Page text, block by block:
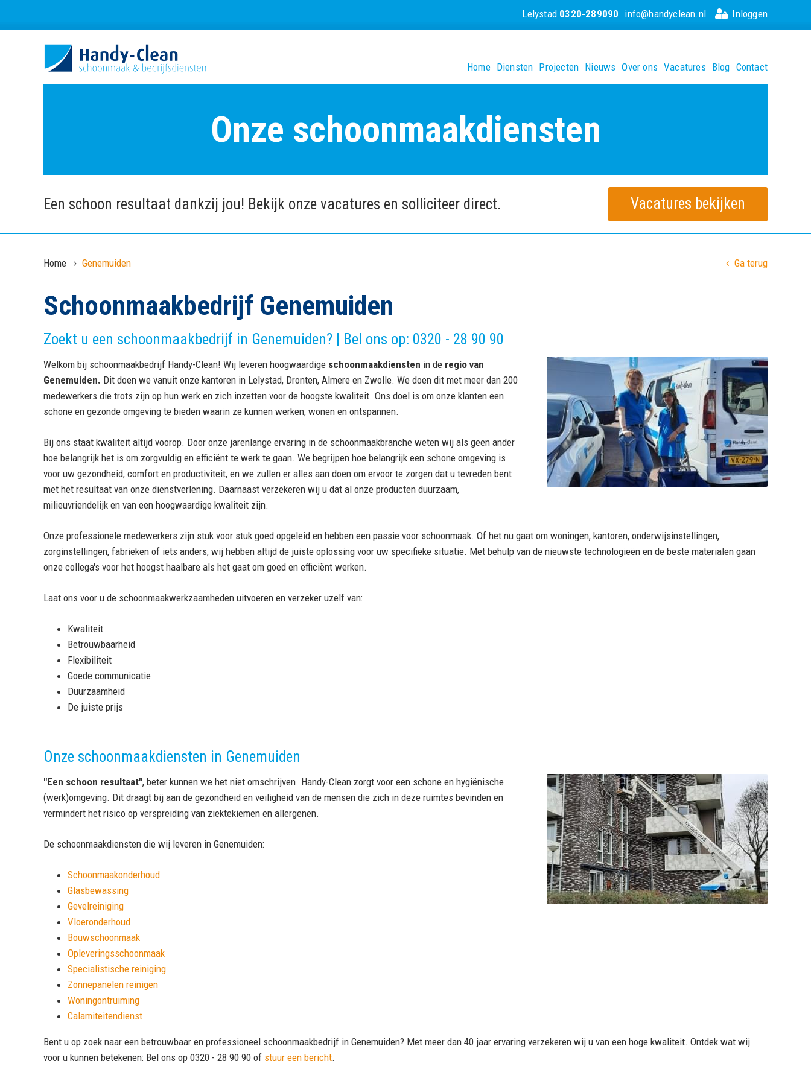
Inloggen
info@handyclean.nl
Lelystad 0320-289090
Home Diensten Projecten Nieuws Over ons Vacatures Blog Contact
Onze schoonmaakdiensten
Een schoon resultaat dankzij jou! Bekijk onze vacatures en solliciteer direct. Vacatures bekijken
Home Genemuiden Ga terug
Schoonmaakbedrijf Genemuiden
Zoekt u een schoonmaakbedrijf in Genemuiden? | Bel ons op: 0320 - 28 90 90
Welkom bij schoonmaakbedrijf Handy-Clean! Wij leveren hoogwaardige schoonmaakdiensten in de regio van
Genemuiden. Dit doen we vanuit onze kantoren in Lelystad, Dronten, Almere en Zwolle. We doen dit met meer dan 200
medewerkers die trots zijn op hun werk en zich inzetten voor de hoogste kwaliteit. Ons doel is om onze klanten een
schone en gezonde omgeving te bieden waarin ze kunnen werken, wonen en ontspannen.
Bij ons staat kwaliteit altijd voorop. Door onze jarenlange ervaring in de schoonmaakbranche weten wij als geen ander
hoe belangrijk het is om zorgvuldig en efficiënt te werk te gaan. We begrijpen hoe belangrijk een schone omgeving is
voor uw gezondheid, comfort en productiviteit, en we zullen er alles aan doen om ervoor te zorgen dat u tevreden bent
met het resultaat van onze dienstverlening. Daarnaast verzekeren wij u dat al onze producten duurzaam,
milieuvriendelijk en van een hoogwaardige kwaliteit zijn.
Onze professionele medewerkers zijn stuk voor stuk goed opgeleid en hebben een passie voor schoonmaak. Of het nu gaat om woningen, kantoren, onderwijsinstellingen,
zorginstellingen, fabrieken of iets anders, wij hebben altijd de juiste oplossing voor uw specifieke situatie. Met behulp van de nieuwste technologieën en de beste materialen gaan
onze collega's voor het hoogst haalbare als het gaat om goed en efficiënt werken.
Laat ons voor u de schoonmaakwerkzaamheden uitvoeren en verzeker uzelf van:
Kwaliteit
Betrouwbaarheid
Flexibiliteit
Goede communicatie
Duurzaamheid
De juiste prijs
Onze schoonmaakdiensten in Genemuiden
"Een schoon resultaat", beter kunnen we het niet omschrijven. Handy-Clean zorgt voor een schone en hygiënische
(werk)omgeving. Dit draagt bij aan de gezondheid en veiligheid van de mensen die zich in deze ruimtes bevinden en
vermindert het risico op verspreiding van ziektekiemen en allergenen.
De schoonmaakdiensten die wij leveren in Genemuiden:
Schoonmaakonderhoud
Glasbewassing
Gevelreiniging
Vloeronderhoud
Bouwschoonmaak
Opleveringsschoonmaak
Specialistische reiniging
Zonnepanelen reinigen
Woningontruiming
Calamiteitendienst
Bent u op zoek naar een betrouwbaar en professioneel schoonmaakbedrijf in Genemuiden? Met meer dan 40 jaar ervaring verzekeren wij u van een hoge kwaliteit. Ontdek wat wij
voor u kunnen betekenen: Bel ons op 0320 - 28 90 90 of stuur een bericht.